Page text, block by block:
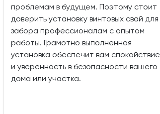
проблемам в будущем. Поэтому стоит
доверить установку винтовых свай для
забора профессионалам с опытом
работы. Грамотно выполненная
установка обеспечит вам спокойствие
и уверенность в безопасности вашего
дома или участка.